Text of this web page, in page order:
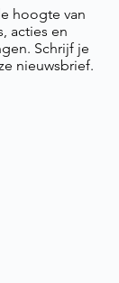
hoogte van
acties en
Schrijf je
nieuwsbrief.